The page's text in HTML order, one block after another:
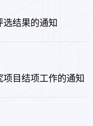
结果的通知
目结项工作的通知